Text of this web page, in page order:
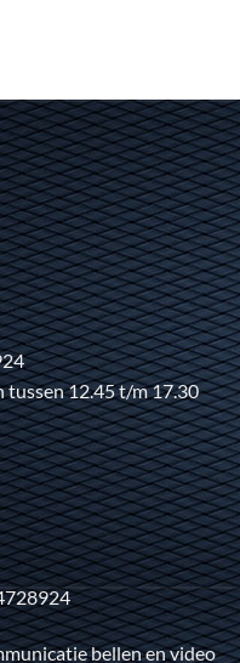
tussen 12.45 t/m 17.30
bellen en video